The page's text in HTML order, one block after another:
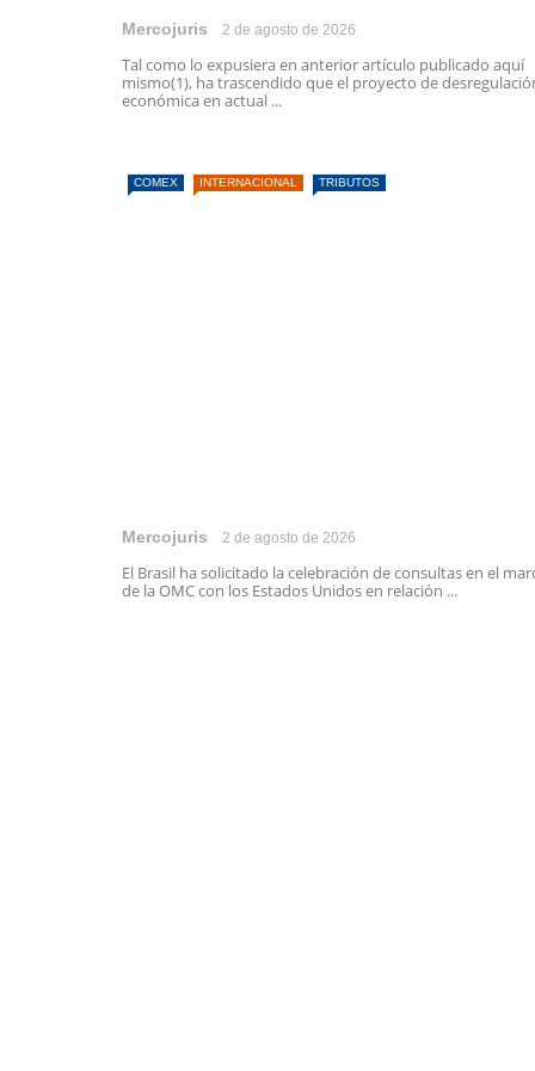
Mercojuris 2 de agosto de 2026
Tal como lo expusiera en anterior artículo publicado aquí
mismo(1), ha trascendido que el proyecto de
económica en actual ...
COMEX INTERNACIONAL TRIBUTOS
Mercojuris 2 de agosto de 2026
El Brasil ha solicitado la celebración de consultas en el
de la OMC con los Estados Unidos en relación ...